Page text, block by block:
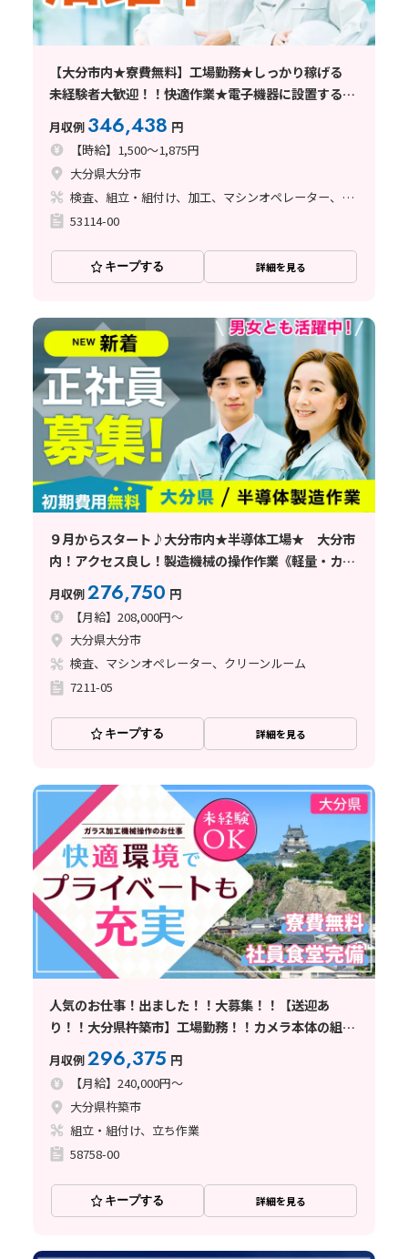
【大分市内★寮費無料】工場勤務★しっかり稼げる
未経験者大歓迎！！快適作業★電子機器に設置する針
の製造★ 工場へ行ってみよう！！
月収例 346,438 円
【時給】1,500～1,875円
大分県大分市
検査、組立・組付け、加工、マシンオペレーター、クリーンルーム
53114-00
キープする 詳細を見る
９月からスタート♪大分市内★半導体工場★ 大分市
内！アクセス良し！製造機械の操作作業《軽量・カン
タン作業》★寮費補助あり★
月収例276,750 円
【月給】208,000円～
大分県大分市
検査、マシンオペレーター、クリーンルーム
7211-05
キープする 詳細を見る
人気のお仕事！出ました！！大募集！！【送迎あ
り！！大分県杵築市】工場勤務！！カメラ本体の組立
♪ ★寮費無料★ 大分県きつきしのお仕事
月収例296,375 円
【月給】240,000円～
大分県杵築市
組立・組付け、立ち作業
58758-00
キープする 詳細を見る